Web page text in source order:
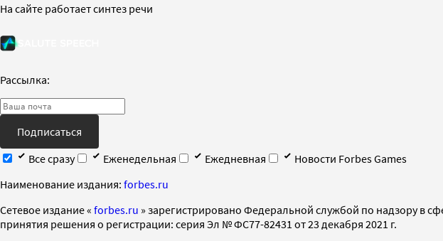
На сайте работает синтез речи
Рассылка:
Подписаться
Все сразу
Еженедельная Ежедневная
Новости Forbes Games
Наименование издания: forbes.ru
Cетевое издание « forbes.ru » зарегистрировано Федеральной службой по надзору в
принятия решения о регистрации: серия Эл № ФС77-82431 от 23 декабря 2021 г.